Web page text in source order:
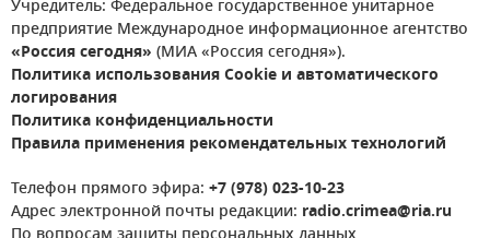
Учредитель: Федеральное государственное унитарное
предприятие Международное информационное агентство
«Россия сегодня» (МИА «Россия сегодня»).
Политика использования Cookie и автоматического
логирования
Политика конфиденциальности
Правила применения рекомендательных технологий
Телефон прямого эфира: +7 (978) 023-10-23
Адрес электронной почты редакции: radio.crimea@ria.ru